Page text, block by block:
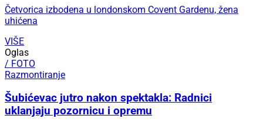
Četvorica izbodena u londonskom Covent Gardenu, žena
uhićena
VIŠE
Oglas
/ FOTO
Razmontiranje
Šubićevac jutro nakon spektakla: Radnici
uklanjaju pozornicu i opremu